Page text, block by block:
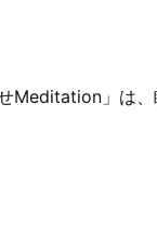
Meditation」は